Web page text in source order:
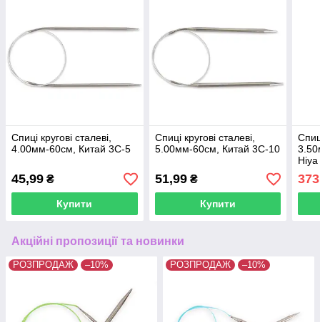
Спиці кругові сталеві,
4.00мм-60см, Китай 3C-5
45,99 ₴
Купити
Спиці кругові сталеві,
5.00мм-60см, Китай 3C-10
51,99₴
Купити
Акційні пропозиції та новинки
РОЗПРОДАЖ –10% РОЗПРОДАЖ –10%